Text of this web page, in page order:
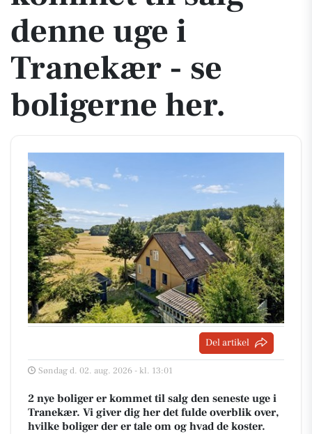
denne uge i
Tranekær - se
boligerne her.
Del artikel
Søndag d. 02. aug. 2026 - kl. 13:01
2 nye boliger er kommet til salg den seneste uge i
Tranekær. Vi giver dig her det fulde overblik over,
hvilke boliger der er tale om og hvad de koster.